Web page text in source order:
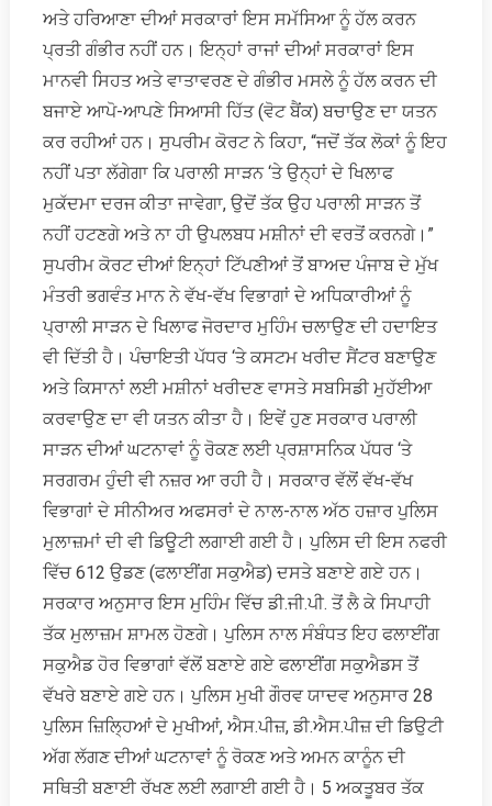
ਅਤੇ ਹਰਿਆਣਾ ਦੀਆਂ ਸਰਕਾਰਾਂ ਇਸ ਸਮੱਸਿਆ ਨੂੰ ਹੱਲ ਕਰਨ
ਪ੍ਰਤੀ ਗੰਭੀਰ ਨਹੀਂ ਹਨ। ਇਨ੍ਹਾਂ ਰਾਜਾਂ ਦੀਆਂ ਸਰਕਾਰਾਂ ਇਸ
ਮਾਨਵੀ ਸਿਹਤ ਅਤੇ ਵਾਤਾਵਰਣ ਦੇ ਗੰਭੀਰ ਮਸਲੇ ਨੂੰ ਹੱਲ ਕਰਨ ਦੀ
ਬਜਾਏ ਆਪੋ-ਆਪਣੇ ਸਿਆਸੀ ਹਿੱਤ (ਵੋਟ ਬੈਂਕ) ਬਚਾਉਣ ਦਾ ਯਤਨ
ਕਰ ਰਹੀਆਂ ਹਨ। ਸੁਪਰੀਮ ਕੋਰਟ ਨੇ ਕਿਹਾ, “ਜਦੋਂ ਤੱਕ ਲੋਕਾਂ ਨੂੰ ਇਹ
ਨਹੀਂ ਪਤਾ ਲੱਗੇਗਾ ਕਿ ਪਰਾਲੀ ਸਾੜਨ ‘ਤੇ ਉਨ੍ਹਾਂ ਦੇ ਖਿਲਾਫ
ਮੁਕੱਦਮਾ ਦਰਜ ਕੀਤਾ ਜਾਵੇਗਾ, ਉਦੋਂ ਤੱਕ ਉਹ ਪਰਾਲੀ ਸਾੜਨ ਤੋਂ
ਨਹੀਂ ਹਟਣਗੇ ਅਤੇ ਨਾ ਹੀ ਉਪਲਬਧ ਮਸ਼ੀਨਾਂ ਦੀ ਵਰਤੋਂ ਕਰਨਗੇ।”
ਸੁਪਰੀਮ ਕੋਰਟ ਦੀਆਂ ਇਨ੍ਹਾਂ ਟਿੱਪਣੀਆਂ ਤੋਂ ਬਾਅਦ ਪੰਜਾਬ ਦੇ ਮੁੱਖ
ਮੰਤਰੀ ਭਗਵੰਤ ਮਾਨ ਨੇ ਵੱਖ-ਵੱਖ ਵਿਭਾਗਾਂ ਦੇ ਅਧਿਕਾਰੀਆਂ ਨੂੰ
ਪ੍ਰਾਲੀ ਸਾੜਨ ਦੇ ਖਿਲਾਫ ਜੋਰਦਾਰ ਮੁਹਿੰਮ ਚਲਾਉਣ ਦੀ ਹਦਾਇਤ
ਵੀ ਦਿੱਤੀ ਹੈ। ਪੰਚਾਇਤੀ ਪੱਧਰ ‘ਤੇ ਕਸਟਮ ਖਰੀਦ ਸੈਂਟਰ ਬਣਾਉਣ
ਅਤੇ ਕਿਸਾਨਾਂ ਲਈ ਮਸ਼ੀਨਾਂ ਖਰੀਦਣ ਵਾਸਤੇ ਸਬਸਿਡੀ ਮੁਹੱਈਆ
ਕਰਵਾਉਣ ਦਾ ਵੀ ਯਤਨ ਕੀਤਾ ਹੈ। ਇਵੇਂ ਹੁਣ ਸਰਕਾਰ ਪਰਾਲੀ
ਸਾੜਨ ਦੀਆਂ ਘਟਨਾਵਾਂ ਨੂੰ ਰੋਕਣ ਲਈ ਪ੍ਰਸ਼ਾਸਨਿਕ ਪੱਧਰ ‘ਤੇ
ਸਰਗਰਮ ਹੁੰਦੀ ਵੀ ਨਜ਼ਰ ਆ ਰਹੀ ਹੈ। ਸਰਕਾਰ ਵੱਲੋਂ ਵੱਖ-ਵੱਖ
ਵਿਭਾਗਾਂ ਦੇ ਸੀਨੀਅਰ ਅਫਸਰਾਂ ਦੇ ਨਾਲ-ਨਾਲ ਅੱਠ ਹਜ਼ਾਰ ਪੁਲਿਸ
ਮੁਲਾਜ਼ਮਾਂ ਦੀ ਵੀ ਡਿਊਟੀ ਲਗਾਈ ਗਈ ਹੈ। ਪੁਲਿਸ ਦੀ ਇਸ ਨਫਰੀ
ਵਿੱਚ 612 ਉਡਣ (ਫਲਾਈਂਗ ਸਕੁਐਡ) ਦਸਤੇ ਬਣਾਏ ਗਏ ਹਨ।
ਸਰਕਾਰ ਅਨੁਸਾਰ ਇਸ ਮੁਹਿੰਮ ਵਿੱਚ ਡੀ.ਜੀ.ਪੀ. ਤੋਂ ਲੈ ਕੇ ਸਿਪਾਹੀ
ਤੱਕ ਮੁਲਾਜ਼ਮ ਸ਼ਾਮਲ ਹੋਣਗੇ। ਪੁਲਿਸ ਨਾਲ ਸੰਬੰਧਤ ਇਹ ਫਲਾਈਂਗ
ਸਕੁਐਡ ਹੋਰ ਵਿਭਾਗਾਂ ਵੱਲੋਂ ਬਣਾਏ ਗਏ ਫਲਾਈਂਗ ਸਕੁਐਡਸ ਤੋਂ
ਵੱਖਰੇ ਬਣਾਏ ਗਏ ਹਨ। ਪੁਲਿਸ ਮੁਖੀ ਗੌਰਵ ਯਾਦਵ ਅਨੁਸਾਰ 28
ਪੁਲਿਸ ਜ਼ਿਲਿ੍ਹਆਂ ਦੇ ਮੁਖੀਆਂ, ਐਸ.ਪੀਜ਼, ਡੀ.ਐਸ.ਪੀਜ਼ ਦੀ ਡਿਉਟੀ
ਅੱਗ ਲੱਗਣ ਦੀਆਂ ਘਟਨਾਵਾਂ ਨੂੰ ਰੋਕਣ ਅਤੇ ਅਮਨ ਕਾਨੂੰਨ ਦੀ
ਸਥਿਤੀ ਬਣਾਈ ਰੱਖਣ ਲਈ ਲਗਾਈ ਗਈ ਹੈ। 5 ਅਕਤੂਬਰ ਤੱਕ